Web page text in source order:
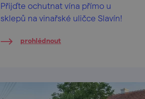
Přijďte ochutnat vína přímo u
sklepů na vinařské uličce Slavín!
prohlédnout